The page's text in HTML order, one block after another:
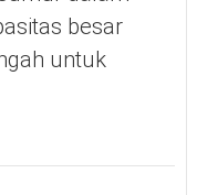
besar
untuk